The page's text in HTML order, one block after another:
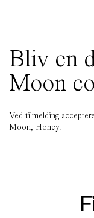
Bliv en
Moon
Ved tilmelding
Moon, Honey.